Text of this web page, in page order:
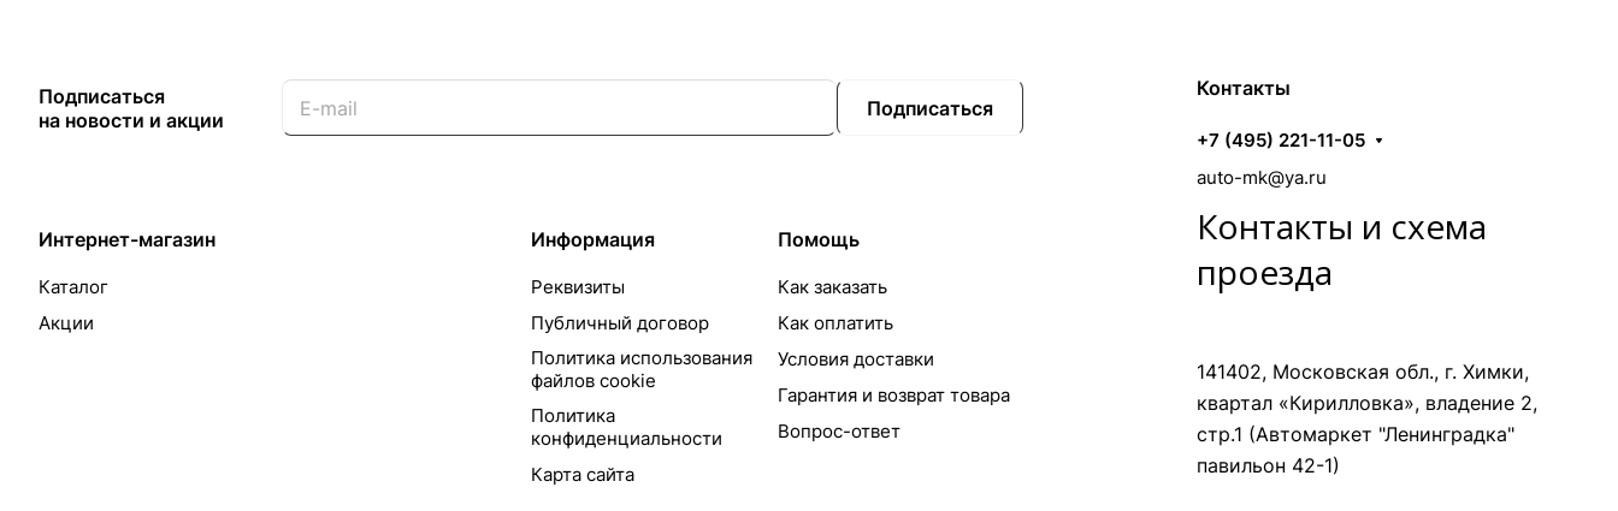
Подписаться
на новости и акции
Подписаться
Интернет-магазин
Каталог
Акции
Информация
Реквизиты
Публичный договор
Политика использования
файлов cookie
Политика
конфиденциальности
Карта сайта
Помощь
Как заказать
Как оплатить
Условия доставки
Гарантия и возврат товара
Вопрос-ответ
Контакты
+7 (495) 221-11-05
auto-mk@ya.ru
Контакты и схема
проезда
141402, Московская обл., г. Химки,
квартал «Кирилловка», владение 2,
стр.1 (Автомаркет "Ленинградка"
павильон 42-1)